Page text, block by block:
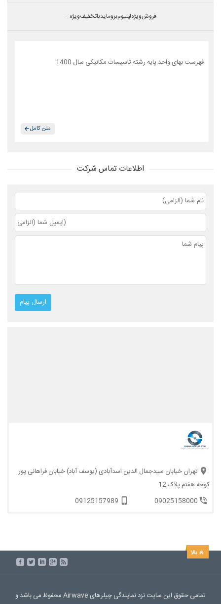
فروش ویژه لیتیوم بروماید با تخفیف ویژه...
فهرست بهای واحد پایه رشته تاسیسات مکانیکی سال 1400
متن کامل
اطلاعات تماس شرکت
تهران خیابان سیدجمال الدین اسدآبادی (یوسف آباد) خیابان فراهانی پور
کوچه هفتم پلاک 12
09025158000
09125157989
تمامی حقوق این سایت نزد نمایندگی چیلرهای Airwave محفوظ می باشد و